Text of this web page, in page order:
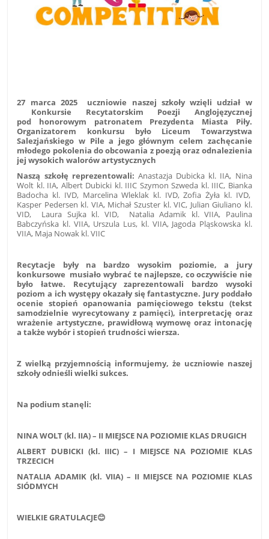
27 marca 2025 uczniowie naszej szkoły wzięli udział w
Konkursie Recytatorskim Poezji Anglojęzycznej
pod honorowym patronatem Prezydenta Miasta Piły.
Organizatorem konkursu było Liceum Towarzystwa
Salezjańskiego w Pile a jego głównym celem zachęcanie
młodego pokolenia do obcowania z poezją oraz odnalezienia
jej wysokich walorów artystycznych
Naszą szkołę reprezentowali: Anastazja Dubicka kl. IIA, Nina
Wolt kl. IIA, Albert Dubicki kl. IIIC Szymon Szweda kl. IIIC, Bianka
Badocha kl. IVD, Marcelina Wleklak kl. IVD, Zofia Żyła kl. IVD,
Kasper Pedersen kl. VIA, Michał Szuster kl. VIC, Julian Giuliano kl.
VID, Laura Sujka kl. VID, Natalia Adamik kl. VIIA, Paulina
Babczyńska kl. VIIA, Urszula Lus, kl. VIIA, Jagoda Pląskowska kl.
VIIA, Maja Nowak kl. VIIC
Recytacje były na bardzo wysokim poziomie, a jury
konkursowe musiało wybrać te najlepsze, co oczywiście nie
było łatwe. Recytujący zaprezentowali bardzo wysoki
poziom a ich występy okazały się fantastyczne. Jury poddało
ocenie stopień opanowania pamięciowego tekstu (tekst
samodzielnie wyrecytowany z pamięci), interpretację oraz
wrażenie artystyczne, prawidłową wymowę oraz intonację
a także wybór i stopień trudności wiersza.
Z wielką przyjemnością informujemy, że uczniowie naszej
szkoły odnieśli wielki sukces.
Na podium stanęli:
NINA WOLT (kl. IIA) – II MIEJSCE NA POZIOMIE KLAS DRUGICH
ALBERT DUBICKI (kl. IIIC) – I MIEJSCE NA POZIOMIE KLAS
TRZECICH
NATALIA ADAMIK (kl. VIIA) – II MIEJSCE NA POZIOMIE KLAS
SIÓDMYCH
WIELKIE GRATULACJE😊